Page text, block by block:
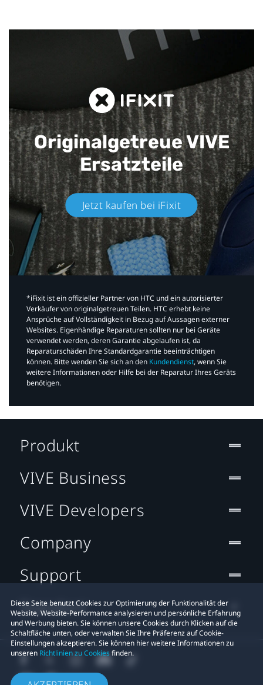
Originalgetreue VIVE
Ersatzteile
Jetzt kaufen bei iFixit​
*iFixit ist ein offizieller Partner von HTC und ein autorisierter
Verkäufer von originalgetreuen Teilen. HTC erhebt keine
Ansprüche auf Vollständigkeit in Bezug auf Aussagen externer
Websites. Eigenhändige Reparaturen sollten nur bei Geräte
verwendet werden, deren Garantie abgelaufen ist, da
Reparaturschäden Ihre Standardgarantie beeinträchtigen
können. Bitte wenden Sie sich an den Kundendienst, wenn Sie
weitere Informationen oder Hilfe bei der Reparatur Ihres Geräts
benötigen.​
Diese Seite benutzt Cookies zur Optimierung der Funktionalität der
Website, Website-Performance analysieren und persönliche Erfahrung
und Werbung bieten. Sie können unsere Cookies durch Klicken auf die
Schaltfläche unten, oder verwalten Sie Ihre Präferenz auf Cookie-
Einstellungen akzeptieren. Sie können hier weitere Informationen zu
unseren Richtlinien zu Cookiesfinden.
Produkt
VIVE Business
VIVE Developers
Company
Support
Standort